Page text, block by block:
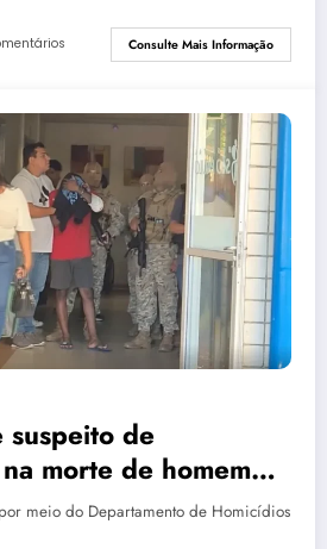
Consulte Mais Informação
suspeito de
morte de homem
meio do Departamento de Homicídios